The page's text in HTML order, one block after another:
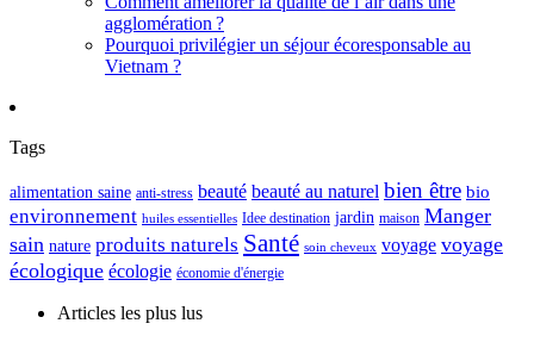
agglomération ?
Pourquoi privilégier un séjour écoresponsable au
Vietnam ?
Tags
alimentation saine anti-stress beauté beauté au naturel bien être bio
environnement huiles essentielles Idee destination jardin maison Manger
sain nature produits naturels Santé soin cheveux voyage voyage
écologique écologie économie d'énergie
Articles les plus lus